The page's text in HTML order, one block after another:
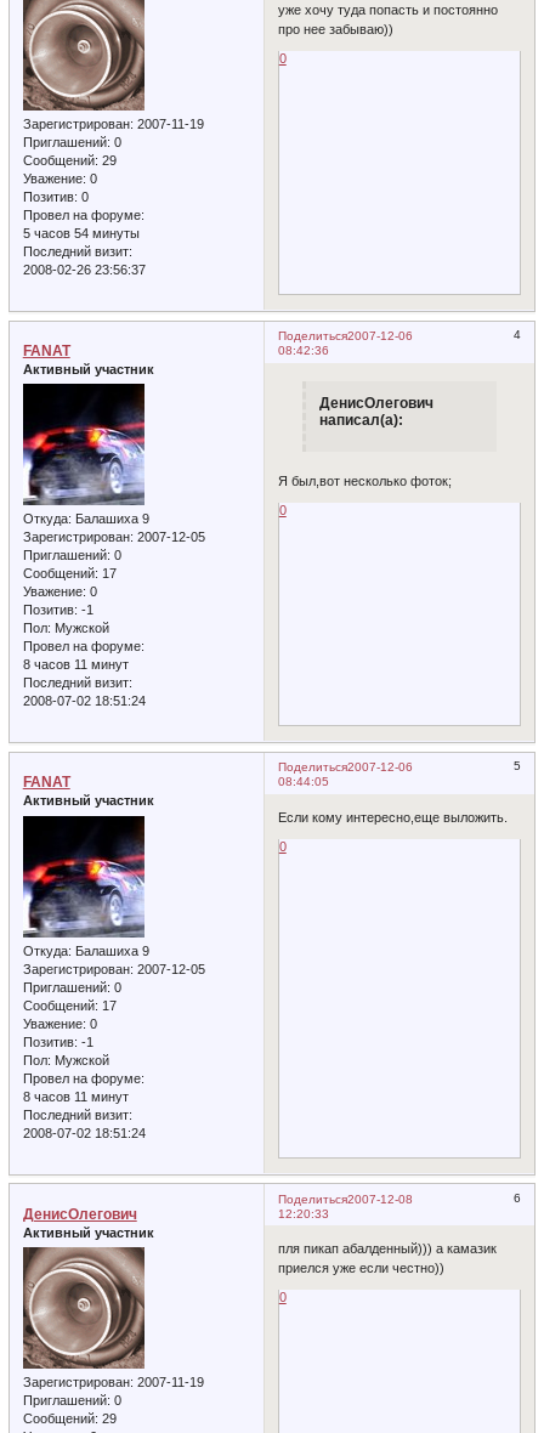
Зарегистрирован: 2007-11-19
Приглашений: 0
Сообщений: 29
Уважение: 0
Позитив: 0
Провел на форуме:
5 часов 54 минуты
Последний визит:
2008-02-26 23:56:37
уже хочу туда попасть и постоянно
про нее забываю))
0
Поделиться 4
2007-12-06
08:42:36
FANAT
Активный участник
Откуда: Балашиха 9
Зарегистрирован: 2007-12-05
Приглашений: 0
Сообщений: 17
Уважение: 0
Позитив: -1
Пол: Мужской
Провел на форуме:
8 часов 11 минут
Последний визит:
2008-07-02 18:51:24
ДенисОлегович
написал(а):
Я был,вот несколько фоток;
0
Поделиться 5
2007-12-06
08:44:05
FANAT
Активный участник
Откуда: Балашиха 9
Зарегистрирован: 2007-12-05
Приглашений: 0
Сообщений: 17
Уважение: 0
Позитив: -1
Пол: Мужской
Провел на форуме:
8 часов 11 минут
Последний визит:
2008-07-02 18:51:24
Если кому интересно,еще выложить.
0
Поделиться 6
2007-12-08
12:20:33
ДенисОлегович
Активный участник
Зарегистрирован: 2007-11-19
Приглашений: 0
Сообщений: 29
пля пикап абалденный))) а камазик
приелся уже если честно))
0